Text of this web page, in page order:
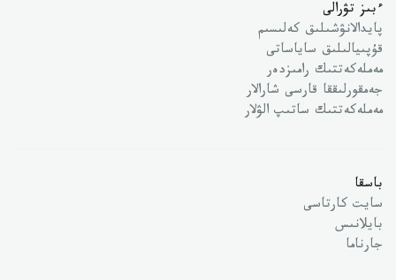
ءبىز تۋرالى
پايدالانۋشىلىق كەلىسىم
قۇپىيالىلىق ساياساتى
مەملەكەتتىك رامىزدەر
جەمقورلىققا قارسى شارالار
مەملەكەتتىك ساتىپ الۋلار
باسقا
سايت كارتاسى
بايلانىس
جارناما